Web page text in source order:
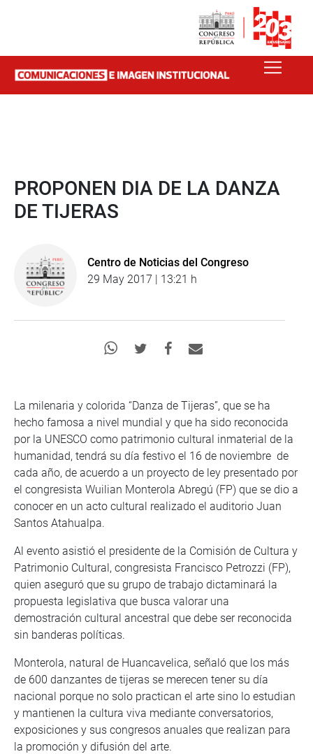
PROPONEN DIA DE LA DANZA
DE TIJERAS
Centro de Noticias del Congreso
29 May 2017 | 13:21 h
La milenaria y colorida “Danza de Tijeras”, que se ha
hecho famosa a nivel mundial y que ha sido reconocida
por la UNESCO como patrimonio cultural inmaterial de la
humanidad, tendrá su día festivo el 16 de noviembre de
cada año, de acuerdo a un proyecto de ley presentado por
el congresista Wuilian Monterola Abregú (FP) que se dio a
conocer en un acto cultural realizado el auditorio Juan
Santos Atahualpa.
Al evento asistió el presidente de la Comisión de Cultura y
Patrimonio Cultural, congresista Francisco Petrozzi (FP),
quien aseguró que su grupo de trabajo dictaminará la
propuesta legislativa que busca valorar una
demostración cultural ancestral que debe ser reconocida
sin banderas políticas.
Monterola, natural de Huancavelica, señaló que los más
de 600 danzantes de tijeras se merecen tener su día
nacional porque no solo practican el arte sino lo estudian
y mantienen la cultura viva mediante conversatorios,
exposiciones y sus congresos anuales que realizan para
la promoción y difusión del arte.